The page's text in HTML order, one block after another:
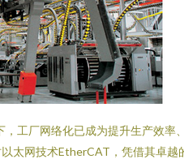
工厂网络化已成为提升生产效率
太网技术EtherCAT，凭借其卓越